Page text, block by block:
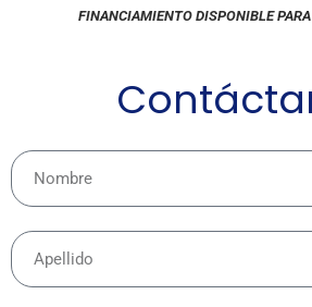
FINANCIAMIENTO DISPONIBLE